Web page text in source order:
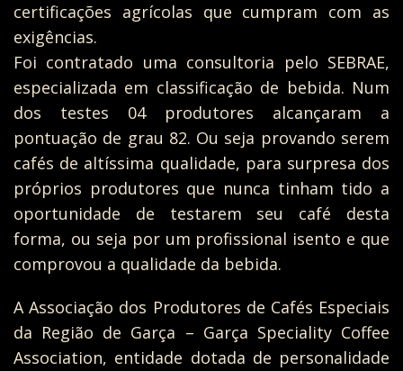
certificações agrícolas que cumpram com as
exigências.
Foi contratado uma consultoria pelo SEBRAE,
especializada em classificação de bebida. Num
dos testes 04 produtores alcançaram a
pontuação de grau 82. Ou seja provando serem
cafés de altíssima qualidade, para surpresa dos
próprios produtores que nunca tinham tido a
oportunidade de testarem seu café desta
forma, ou seja por um profissional isento e que
comprovou a qualidade da bebida.
A Associação dos Produtores de Cafés Especiais
da Região de Garça – Garça Speciality Coffee
Association, entidade dotada de personalidade